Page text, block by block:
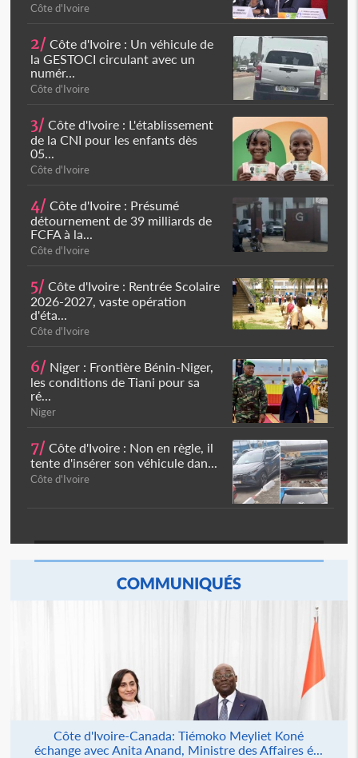
Côte d'Ivoire
2/ Côte d'Ivoire : Un véhicule de
la GESTOCI circulant avec un
numér...
Côte d'Ivoire
3/ Côte d'Ivoire : L'établissement
de la CNI pour les enfants dès
05...
Côte d'Ivoire
4/ Côte d'Ivoire : Présumé
détournement de 39 milliards de
FCFA à la...
Côte d'Ivoire
5/ Côte d'Ivoire : Rentrée Scolaire
2026-2027, vaste opération
d'éta...
Côte d'Ivoire
6/ Niger : Frontière Bénin-Niger,
les conditions de Tiani pour sa
ré...
Niger
7/ Côte d'Ivoire : Non en règle, il
tente d'insérer son véhicule dan...
Côte d'Ivoire
COMMUNIQUÉS
Côte d'Ivoire-Canada: Tiémoko Meyliet Koné
échange avec Anita Anand, Ministre des Affaires é...